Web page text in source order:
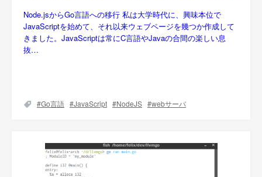
Node.jsからGo言語への移行 私は大学時代に、興味本位で
JavaScriptを始めて、それ以来ウェブページを幾つか作成して
きました。JavaScriptは常にC言語やJavaの合間の楽しい息
抜…
Go言語 JavaScript NodeJS webサーバ